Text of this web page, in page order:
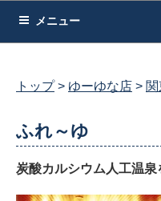
メニュー
トップ ゆーゆな店 関
ふれ～ゆ
炭酸カルシウム人工温泉